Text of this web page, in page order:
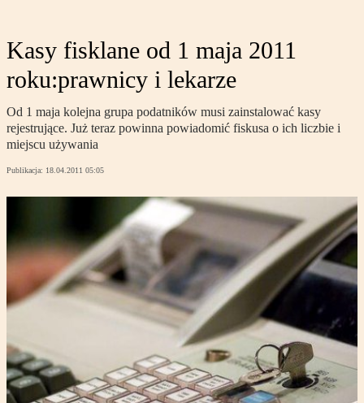
Kasy fisklane od 1 maja 2011
roku:prawnicy i lekarze
Od 1 maja kolejna grupa podatników musi zainstalować kasy
rejestrujące. Już teraz powinna powiadomić fiskusa o ich liczbie i
miejscu używania
Publikacja: 18.04.2011 05:05